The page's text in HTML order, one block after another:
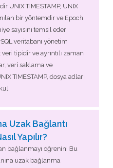
UNIX TIMESTAMP, UNIX
bir yöntemdir ve Epoch
sayısını temsil eder
veritabanı yönetim
tipidir ve ayrıntılı zaman
veri saklama ve
TIMESTAMP, dosya adları
Uzak Bağlantı
Yapılır?
bağlanmayı öğrenin! Bu
uzak bağlanma